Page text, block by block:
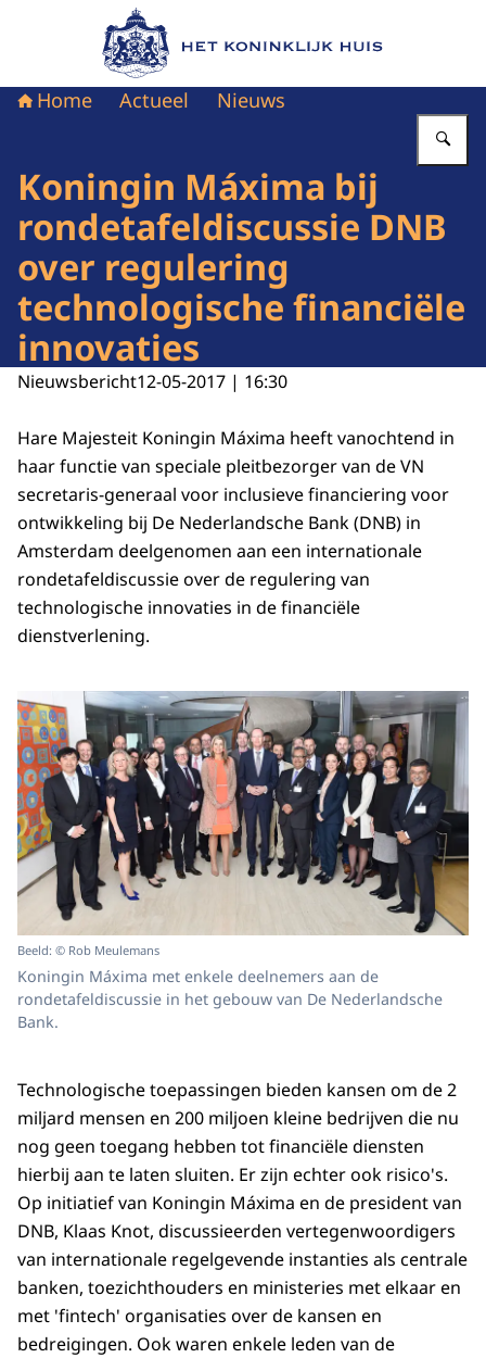
Naar de homepage van Het Koninklijk Huis
Home Actueel Nieuws
Koningin Máxima bij
rondetafeldiscussie DNB
over regulering
technologische financiële
innovaties
Nieuwsbericht12-05-2017 | 16:30
Hare Majesteit Koningin Máxima heeft vanochtend in
haar functie van speciale pleitbezorger van de VN
secretaris-generaal voor inclusieve financiering voor
ontwikkeling bij De Nederlandsche Bank (DNB) in
Amsterdam deelgenomen aan een internationale
rondetafeldiscussie over de regulering van
technologische innovaties in de financiële
dienstverlening.
Beeld: © Rob Meulemans
Koningin Máxima met enkele deelnemers aan de
rondetafeldiscussie in het gebouw van De Nederlandsche
Bank.
Technologische toepassingen bieden kansen om de 2
miljard mensen en 200 miljoen kleine bedrijven die nu
nog geen toegang hebben tot financiële diensten
hierbij aan te laten sluiten. Er zijn echter ook risico's.
Op initiatief van Koningin Máxima en de president van
DNB, Klaas Knot, discussieerden vertegenwoordigers
van internationale regelgevende instanties als centrale
banken, toezichthouders en ministeries met elkaar en
met 'fintech' organisaties over de kansen en
bedreigingen. Ook waren enkele leden van de